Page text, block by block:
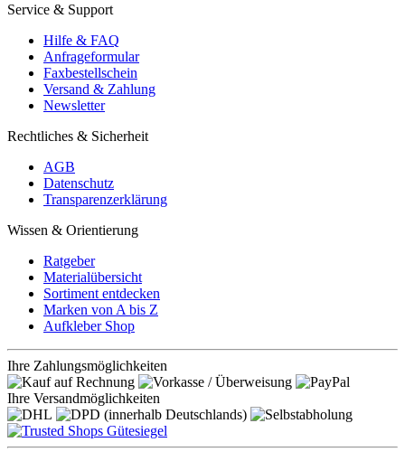
Service & Support
Hilfe & FAQ
Anfrageformular
Faxbestellschein
Versand & Zahlung
Newsletter
Rechtliches & Sicherheit
AGB
Datenschutz
Transparenzerklärung
Wissen & Orientierung
Ratgeber
Materialübersicht
Sortiment entdecken
Marken von A bis Z
Aufkleber Shop
Ihre Zahlungsmöglichkeiten
Ihre Versandmöglichkeiten